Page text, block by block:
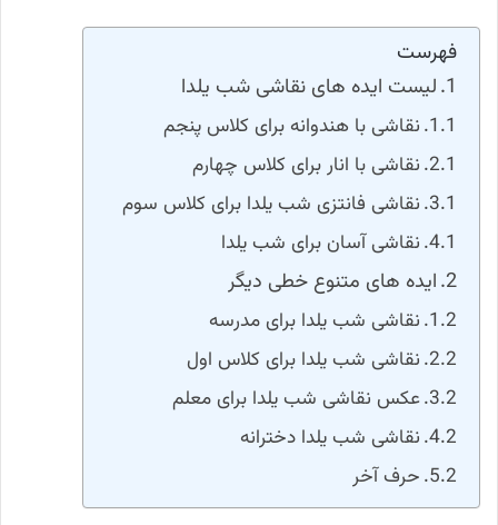
فهرست
لیست ایده های نقاشی شب یلدا
نقاشی با هندوانه برای کلاس پنجم
نقاشی با انار برای کلاس چهارم
نقاشی فانتزی شب یلدا برای کلاس سوم
نقاشی آسان برای شب یلدا
ایده های متنوع خطی دیگر
نقاشی شب یلدا برای مدرسه
نقاشی شب یلدا برای کلاس اول
عکس نقاشی شب یلدا برای معلم
نقاشی شب یلدا دخترانه
حرف آخر